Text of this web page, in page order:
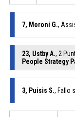
7, Moroni G.,
23, Ustby A., 2
People Strategy
3, Puisis S., Fallo